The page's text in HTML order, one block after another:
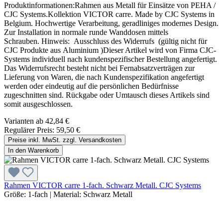
Produktinformationen:Rahmen aus Metall für Einsätze von PEHA /
CJC Systems.Kollektion VICTOR carre. Made by CJC Systems in
Belgium. Hochwertige Verarbeitung, geradliniges modernes Design.
Zur Installation in normale runde Wanddosen mittels
Schrauben. Hinweis: Ausschluss des Widerrufs (gültig nicht für
CJC Produkte aus Aluminium )Dieser Artikel wird von Firma CJC-
Systems individuell nach kundenspezifischer Bestellung angefertigt.
Das Widerrufsrecht besteht nicht bei Fernabsatzverträgen zur
Lieferung von Waren, die nach Kundenspezifikation angefertigt
werden oder eindeutig auf die persönlichen Bedürfnisse
zugeschnitten sind. Rückgabe oder Umtausch dieses Artikels sind
somit ausgeschlossen.
Varianten ab 42,84 €
Regulärer Preis: 59,50 €
Preise inkl. MwSt. zzgl. Versandkosten
In den Warenkorb
Rahmen VICTOR carre 1-fach. Schwarz Metall. CJC Systems
Größe: 1-fach | Material: Schwarz Metall